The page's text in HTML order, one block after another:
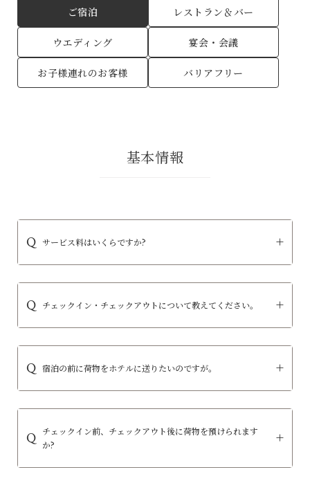
ご宿泊 レストラン＆バー
ウエディング 宴会・会議
お子様連れのお客様 バリアフリー
基本情報
サービス料はいくらですか?
チェックイン・チェックアウトについて教えてください。
宿泊の前に荷物をホテルに送りたいのですが。
チェックイン前、チェックアウト後に荷物を預けられます
か?